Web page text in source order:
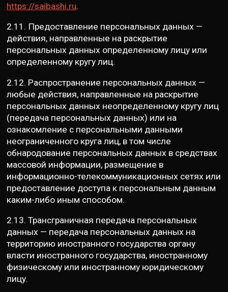
https://saibashi.ru.
2.11. Предоставление персональных данных —
действия, направленные на раскрытие
персональных данных определенному лицу или
определенному кругу лиц.
2.12. Распространение персональных данных —
любые действия, направленные на раскрытие
персональных данных неопределенному кругу лиц
(передача персональных данных) или на
ознакомление с персональными данными
неограниченного круга лиц, в том числе
обнародование персональных данных в средствах
массовой информации, размещение в
информационно-телекоммуникационных сетях или
предоставление доступа к персональным данным
каким-либо иным способом.
2.13. Трансграничная передача персональных
данных — передача персональных данных на
территорию иностранного государства органу
власти иностранного государства, иностранному
физическому или иностранному юридическому
лицу.